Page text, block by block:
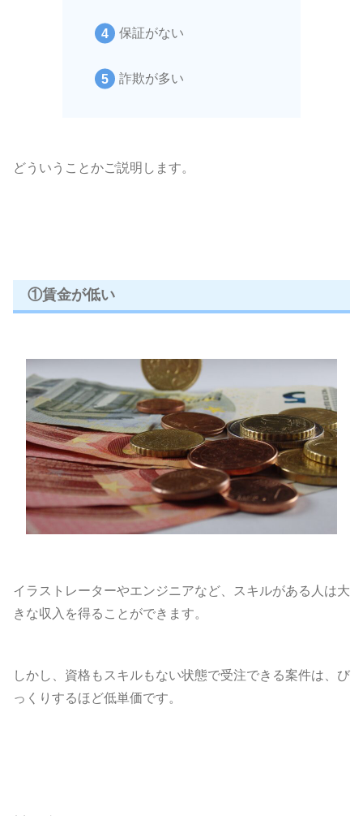
保証がない
詐欺が多い
どういうことかご説明します。
①賃金が低い
イラストレーターやエンジニアなど、スキルがある人は大
きな収入を得ることができます。
しかし、資格もスキルもない状態で受注できる案件は、び
っくりするほど低単価です。